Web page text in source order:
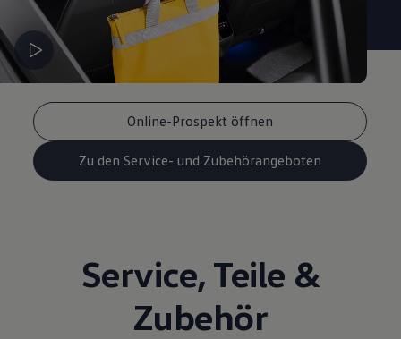
Online-Prospekt öffnen
Zu den Service- und Zubehörangeboten
Service, Teile &
Zubehör